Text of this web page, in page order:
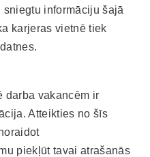
sniegtu informāciju šajā
karjeras vietnē tiek
darba vakancēm ir
Atteikties no šīs
piekļūt tavai atrašanās